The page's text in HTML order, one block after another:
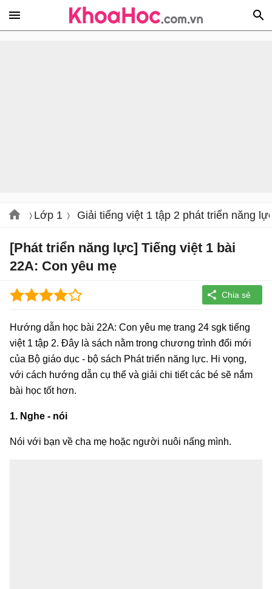
Lớp 1 Giải tiếng việt 1 tập 2 phát triển năng
[Phát triển năng lực] Tiếng việt 1 bài
22A: Con yêu mẹ
Hướng dẫn học bài 22A: Con yêu mẹ trang 24 sgk tiếng
việt 1 tập 2. Đây là sách nằm trong chương trình đổi mới
của Bộ giáo dục - bộ sách Phát triển năng lực. Hi vọng,
với cách hướng dẫn cụ thể và giải chi tiết các bé sẽ nắm
bài học tốt hơn.
1. Nghe - nói
Nói với bạn về cha mẹ hoặc người nuôi nấng mình.